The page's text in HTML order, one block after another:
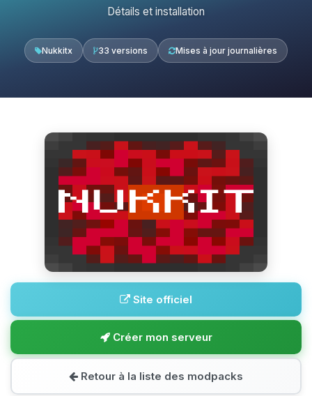
Détails et installation
Nukkitx 33 versions Mises à jour journalières
Site officiel
Créer mon serveur
Retour à la liste des modpacks